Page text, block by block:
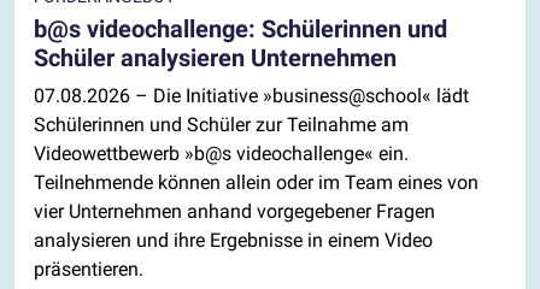
b@s videochallenge: Schülerinnen und
Schüler analysieren Unternehmen
07.08.2026 – Die Initiative »business@school« lädt
Schülerinnen und Schüler zur Teilnahme am
Videowettbewerb »b@s videochallenge« ein.
Teilnehmende können allein oder im Team eines von
vier Unternehmen anhand vorgegebener Fragen
analysieren und ihre Ergebnisse in einem Video
präsentieren.